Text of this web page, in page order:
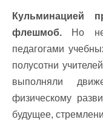
Кульминацией
флешмоб. Но не
педагогами
полусотни
выполняли
физическому
будущее,